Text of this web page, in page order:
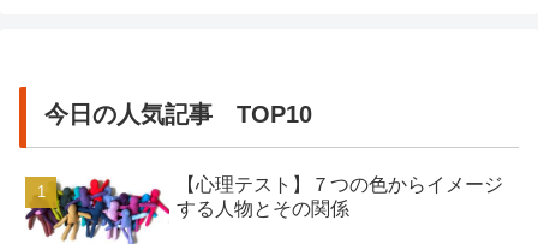
今日の人気記事 TOP10
【心理テスト】７つの色からイメージ
する人物とその関係